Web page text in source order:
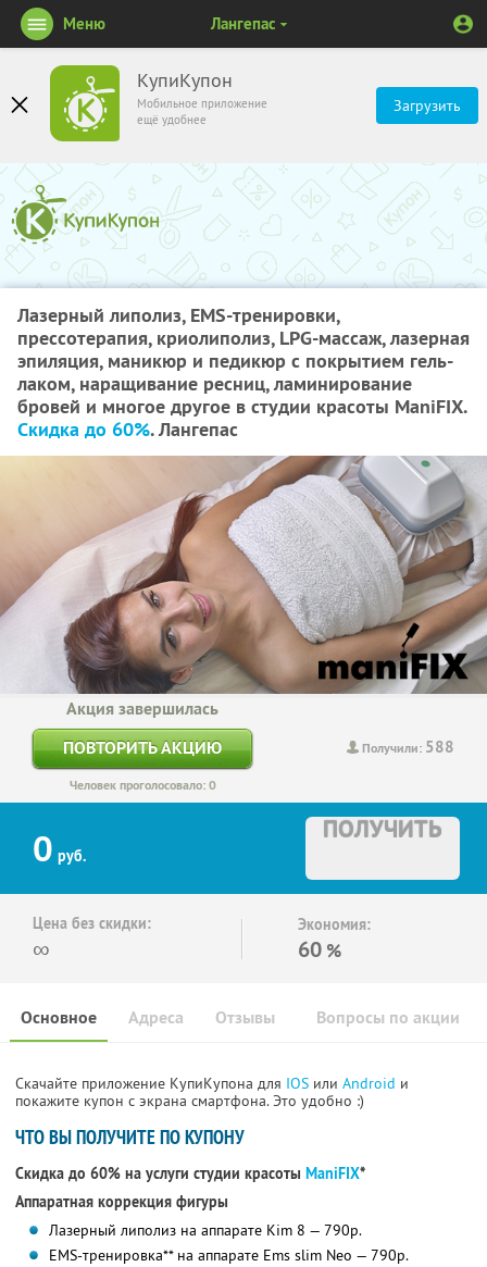
КупиКупон
Мобильное приложение
ещё удобнее
Загрузить
Меню Лангепас
​​Лазерный липолиз, EMS-тренировки,
прессотерапия, криолиполиз, LPG-массаж, лазерная
эпиляция, маникюр и педикюр с покрытием гель-
лаком, наращивание ресниц, ламинирование
бровей и многое другое в студии красоты ManiFIX.
Скидка до 60%. Лангепас
Получили: 588
Акция завершилась
ПОВТОРИТЬ АКЦИЮ
Человек проголосовало: 0
0 руб.
ПОЛУЧИТЬ
Цена без скидки:
∞
Экономия:
60 %
Основное Отзывы Вопросы по акции
Адреса
Скачайте приложение КупиКупона для IOS или Android и
покажите купон с экрана смартфона. Это удобно :)
ЧТО ВЫ ПОЛУЧИТЕ ПО КУПОНУ
Скидка до 60% на услуги студии красоты ManiFIX*
Аппаратная коррекция фигуры
Лазерный липолиз на аппарате Kim 8 — 790р.
EMS-тренировка** на аппарате Ems slim Neo — 790р.